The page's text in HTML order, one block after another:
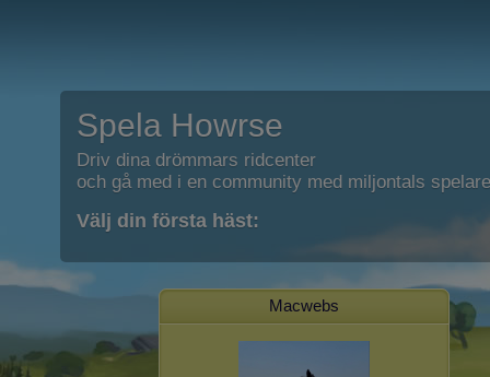
Spela Howrse
Driv dina drömmars ridcenter
och gå med i en community med miljontals
Välj din första häst:
Macwebs